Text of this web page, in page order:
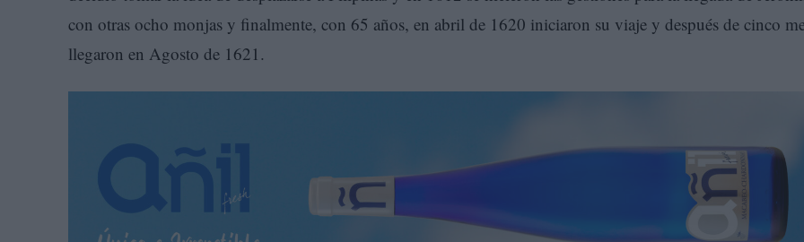
con otras ocho monjas y finalmente, con 65 años, en abril de 1620 iniciaron su viaje y después de cinco
llegaron en Agosto de 1621.